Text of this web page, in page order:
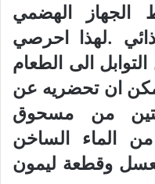
الجهاز الهضمي
.لهذا احرصي
الى الطعام
ان تحضريه عن
من مسحوق
الماء الساخن
وقطعة ليمون